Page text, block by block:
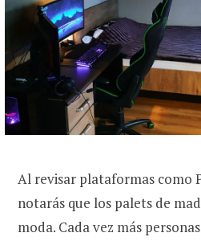
Al revisar plataformas como
notarás que los palets de
moda. Cada vez más